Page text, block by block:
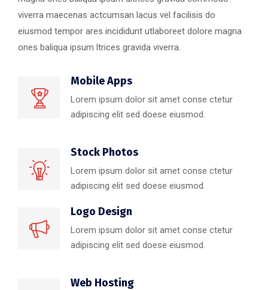
viverra maecenas actcumsan lacus vel facilisis do
eiusmod tempor ares incididunt utlaboreet dolore magna
ones baliqua ipsum ltrices gravida viverra.
Mobile Apps
Lorem ipsum dolor sit amet conse ctetur
adipiscing elit sed doese eiusmod.
Stock Photos
Lorem ipsum dolor sit amet conse ctetur
adipiscing elit sed doese eiusmod.
Logo Design
Lorem ipsum dolor sit amet conse ctetur
adipiscing elit sed doese eiusmod.
Web Hosting